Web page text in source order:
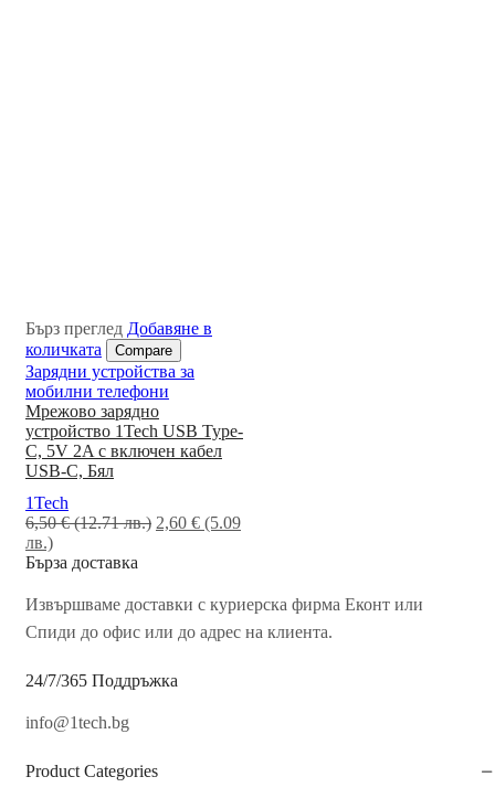
Бърз преглед Добавяне в
количката
Compare
Зарядни устройства за
мобилни телефони
Мрежово зарядно
устройство 1Tech USB Type-
C, 5V 2A с включен кабел
USB-C, Бял
1Tech
6,50€ (12.71 лв.) Original
(12.71
2,60 € (5.09
лв.)Текущата
цена
2,60 €
лв.).
Бърза доставка
Извършваме доставки с куриерска фирма Еконт или
Спиди до офис или до адрес на клиента.
24/7/365 Поддръжка
info@1tech.bg
Product Categories